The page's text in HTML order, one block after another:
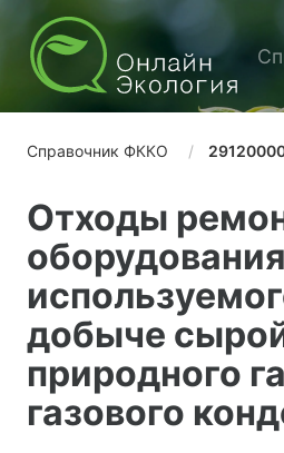
Справочник ФККО
Отходы
добыче
природного
газового